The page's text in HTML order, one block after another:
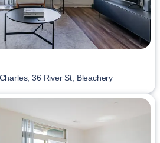
36 River St, Bleachery